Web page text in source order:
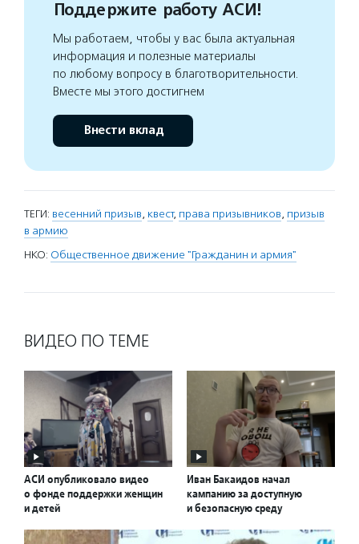
Поддержите работу АСИ!
Мы работаем, чтобы у вас была актуальная
информация и полезные материалы
по любому вопросу в благотворительности.
Вместе мы этого достигнем
Внести вклад
ТЕГИ: весенний призыв, квест, права призывников, призыв
в армию
НКО: Общественное движение "Гражданин и армия"
ВИДЕО ПО ТЕМЕ
АСИ опубликовало видео
о фонде поддержки женщин
и детей
Иван Бакаидов начал
кампанию за доступную
и безопасную среду